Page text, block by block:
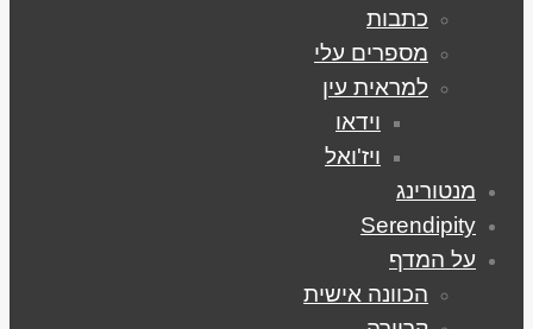
כתבות
מספרים עלי
למראית עין
וידאו
ויז'ואל
מנטורינג
Serendipity
על המדף
הכוונה אישית